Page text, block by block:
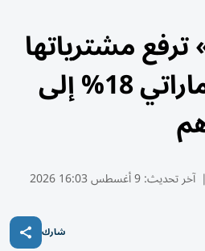
مشترياتها
من المورد الإماراتي 18% إلى
| آخر تحديث:9 أغسطس 16:03 2026
شارك